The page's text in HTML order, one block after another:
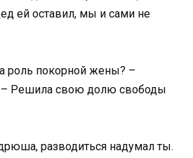
ей оставил, мы и сами не
роль покорной жены? –
– Решила свою долю свободы
разводиться надумал ты.